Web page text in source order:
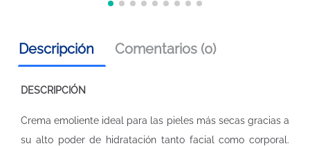
Descripción Comentarios (0)
DESCRIPCIÓN
Crema emoliente ideal para las pieles más secas gracias a
su alto poder de hidratación tanto facial como corporal.